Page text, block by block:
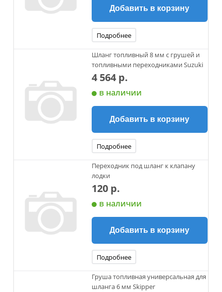
Добавить в корзину
Подробнее
Шланг топливный 8 мм с грушей и
топливными переходниками Suzuki
4 564 р.
в наличии
Добавить в корзину
Подробнее
Переходник под шланг к клапану
лодки
120 р.
в наличии
Добавить в корзину
Подробнее
Груша топливная универсальная для
шланга 6 мм Skipper